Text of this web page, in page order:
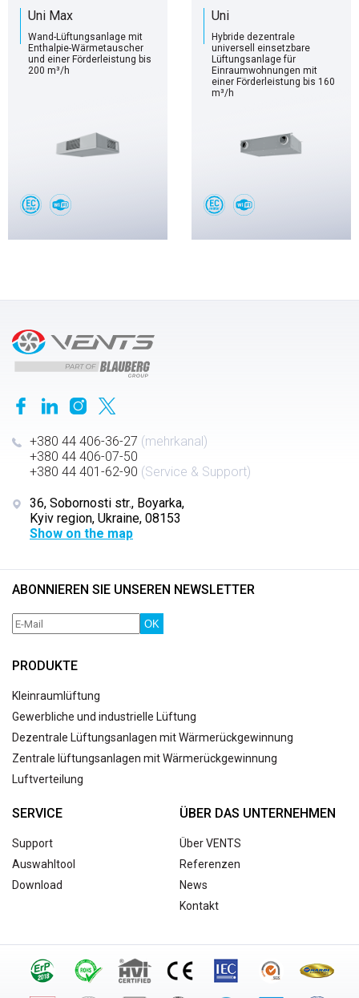
Uni Max
Wand-Lüftungsanlage mit
Enthalpie-Wärmetauscher
und einer Förderleistung bis
200 m³/h
Uni
Hybride dezentrale
universell einsetzbare
Lüftungsanlage für
Einraumwohnungen mit
einer Förderleistung bis 160
m³/h
+380 44 406-36-27 (mehrkanal)
+380 44 406-07-50
+380 44 401-62-90 (Service & Support)
36, Sobornosti str., Boyarka,
Kyiv region, Ukraine, 08153
Show on the map
ABONNIEREN SIE UNSEREN NEWSLETTER
OK
PRODUKTE
Kleinraumlüftung
Gewerbliche und industrielle Lüftung
Dezentrale Lüftungsanlagen mit Wärmerückgewinnung
Zentrale lüftungsanlagen mit Wärmerückgewinnung
Luftverteilung
SERVICE
Support
Auswahltool
Download
ÜBER DAS UNTERNEHMEN
Über VENTS
Referenzen
News
Kontakt